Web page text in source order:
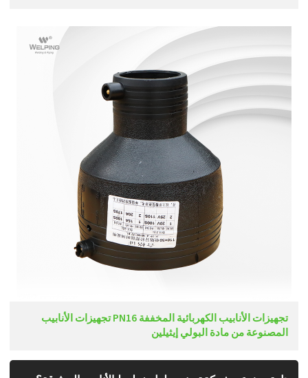
تجهيزات الأنابيب الكهربائية المخففة PN16 تجهيزات الأنابيب
المصنوعة من مادة البولي إيثيلين